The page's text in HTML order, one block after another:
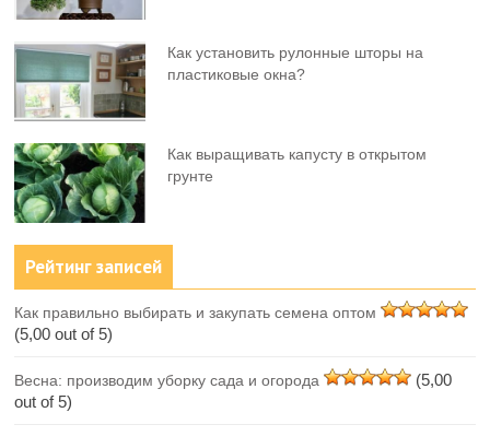
Как установить рулонные шторы на
пластиковые окна?
Как выращивать капусту в открытом
грунте
Рейтинг записей
Как правильно выбирать и закупать семена оптом
(5,00 out of 5)
Весна: производим уборку сада и огорода
(5,00
out of 5)